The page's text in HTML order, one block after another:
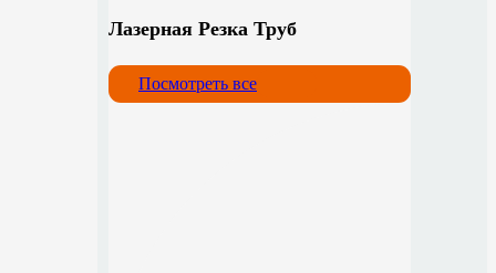
Лазерная Резка Труб
Посмотреть все